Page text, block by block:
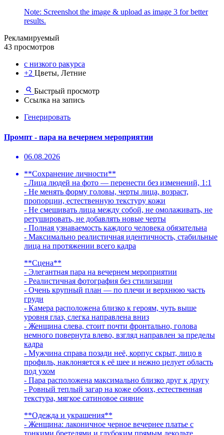
Note: Screenshot the image & upload as image 3 for better
results.
Рекламируемый
43 просмотров
с низкого ракурса
+2 Цветы, Летние
Быстрый просмотр
Ссылка на запись
Генерировать
Промпт - пара на вечернем мероприятии
06.08.2026
**Сохранение личности**
- Лица людей на фото — перенести без изменений, 1:1
- Не менять форму головы, черты лица, возраст,
пропорции, естественную текстуру кожи
- Не смешивать лица между собой, не омолаживать, не
ретушировать, не добавлять новые черты
- Полная узнаваемость каждого человека обязательна
- Максимально реалистичная идентичность, стабильные
лица на протяжении всего кадра
**Сцена**
- Элегантная пара на вечернем мероприятии
- Реалистичная фотография без стилизации
- Очень крупный план — по плечи и верхнюю часть
груди
- Камера расположена близко к героям, чуть выше
уровня глаз, слегка направлена вниз
- Женщина слева, стоит почти фронтально, голова
немного повернута влево, взгляд направлен за пределы
кадра
- Мужчина справа позади неё, корпус скрыт, лицо в
профиль, наклоняется к её шее и нежно целует область
под ухом
- Пара расположена максимально близко друг к другу
- Ровный теплый загар на коже обоих, естественная
текстура, мягкое сатиновое сияние
**Одежда и украшения**
- Женщина: лаконичное черное вечернее платье с
тонкими бретелями и глубоким прямым декольте